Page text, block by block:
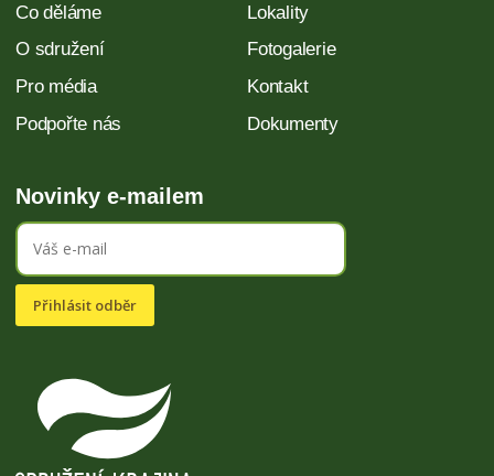
Co děláme
Lokality
O sdružení
Fotogalerie
Pro média
Kontakt
Podpořte nás
Dokumenty
Novinky e-mailem
Přihlásit odběr